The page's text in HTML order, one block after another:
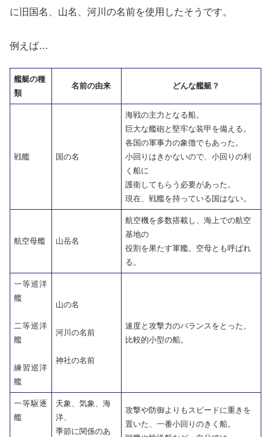
に旧国名、山名、 河川 の名前を使用したそうです。
例えば…
艦艇の種
類
名前の由来 どんな艦艇 ？
戦艦 国の名
海戦の主力となる船。
巨大な艦砲と堅牢な装甲 を備える。
各国の軍事力の象徴でもあった。
小回りはきかないので、小回りの利
く船に
護衛してもらう必要があった。
現在、戦艦を持っている国はない。
航空母艦 山岳名
航空機を多数搭載し、海上での航空
基地の
役割を果たす軍艦。 空母とも呼ばれ
る。
一等巡洋
艦
二等巡洋
艦
練習巡洋
艦
山の名
河川の名前
神社の名前
速度と攻撃力のバランスをとった、
比較的小型の船。
一等駆逐
艦
天象、気象、海
洋、
季節に関係のあ
攻撃や防御よりもスピードに重きを
置いた、一番小回りのきく船。